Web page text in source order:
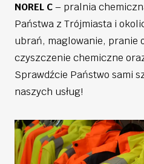
NOREL C– pralnia
Państwa z Trójmiasta i
ubrań, maglowanie, pranie
czyszczenie chemiczne
Sprawdźcie Państwo sami
naszych usług!